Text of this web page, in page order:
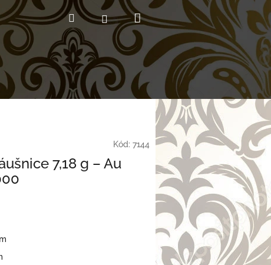
HľadaťPrihlásenieNákupný
košík
Kód: 7144
7,18 g – Au